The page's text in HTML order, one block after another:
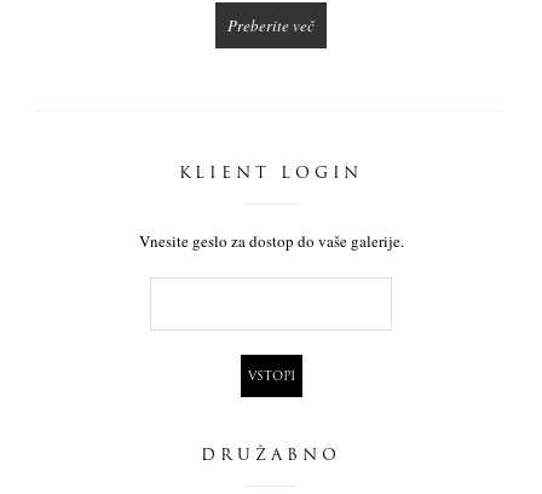
Preberite več
KLIENT LOGIN
Vnesite geslo za dostop do vaše galerije.
DRUŽABNO